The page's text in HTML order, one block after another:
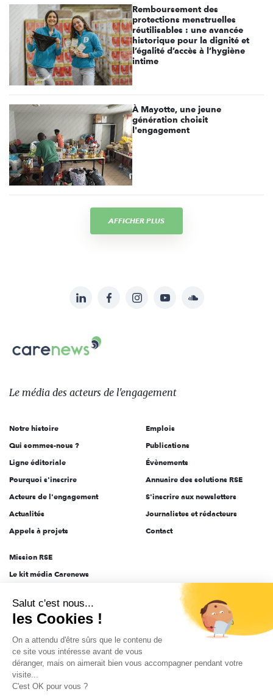
Remboursement des
protections menstruelles
réutilisables : une avancée
historique pour la dignité et
l’égalité d’accès à l’hygiène
intime
À Mayotte, une jeune
génération choisit
l'engagement
AFFICHER PLUS
sur:
LinkedInFacebookInstagramYouTubeSoundcloud
Le
des
l'engagement
Le média des acteurs de l'engagement
Notre histoire
Qui sommes-nous ?
Ligne éditoriale
Pourquoi s'inscrire
Acteurs de l'engagement
Actualités
Appels à projets
Emplois
Publications
Évènements
Annuaire des solutions RSE
S'inscrire aux newsletters
Journalistes et rédacteurs
Contact
Mission RSE
Le kit média Carenews
AEF info
Novethic
PRODURABLE
Inclusiv Day
Salut c'est nous...
les Cookies !
On a attendu d'être sûrs que le contenu de
ce site vous intéresse avant de vous
déranger, mais on aimerait bien vous accompagner pendant votre
visite...
C'est OK pour vous ?